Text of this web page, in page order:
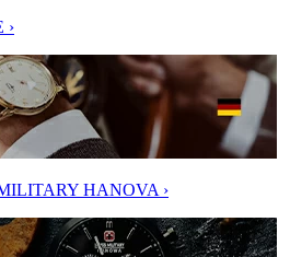
›
HANOVA ›